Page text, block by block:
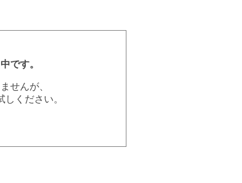
です。
せんが、
ください。